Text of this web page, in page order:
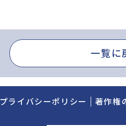
一覧に
プライバシーポリシー 著作権